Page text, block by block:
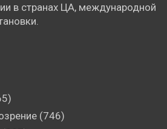
в странах ЦА, международной
(746)